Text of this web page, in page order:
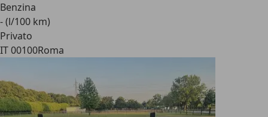
Benzina
- (l/100 km)
Privato
IT 00100Roma